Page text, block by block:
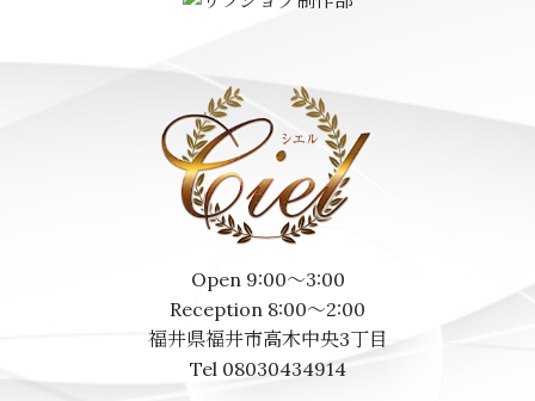
Open 9:00～3:00
Reception 8:00～2:00
福井県福井市高木中央3丁目
Tel 08030434914